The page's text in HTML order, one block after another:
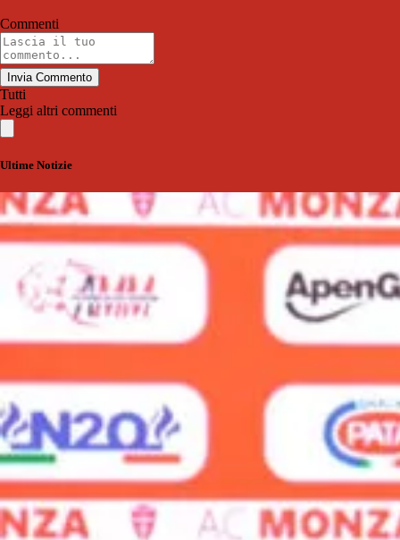
Commenti
Invia Commento
Tutti
Leggi altri commenti
Ultime Notizie